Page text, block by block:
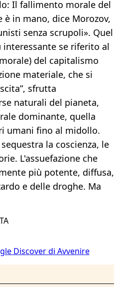
Il fallimento morale del
in mano, dice Morozov,
senza scrupoli». Quel
se riferito al
del capitalismo
materiale, che si
sfrutta
naturali del pianeta,
dominante, quella
umani fino al midollo.
la coscienza, le
L'assuefazione che
più potente, diffusa,
e delle droghe. Ma
Discover di Avvenire